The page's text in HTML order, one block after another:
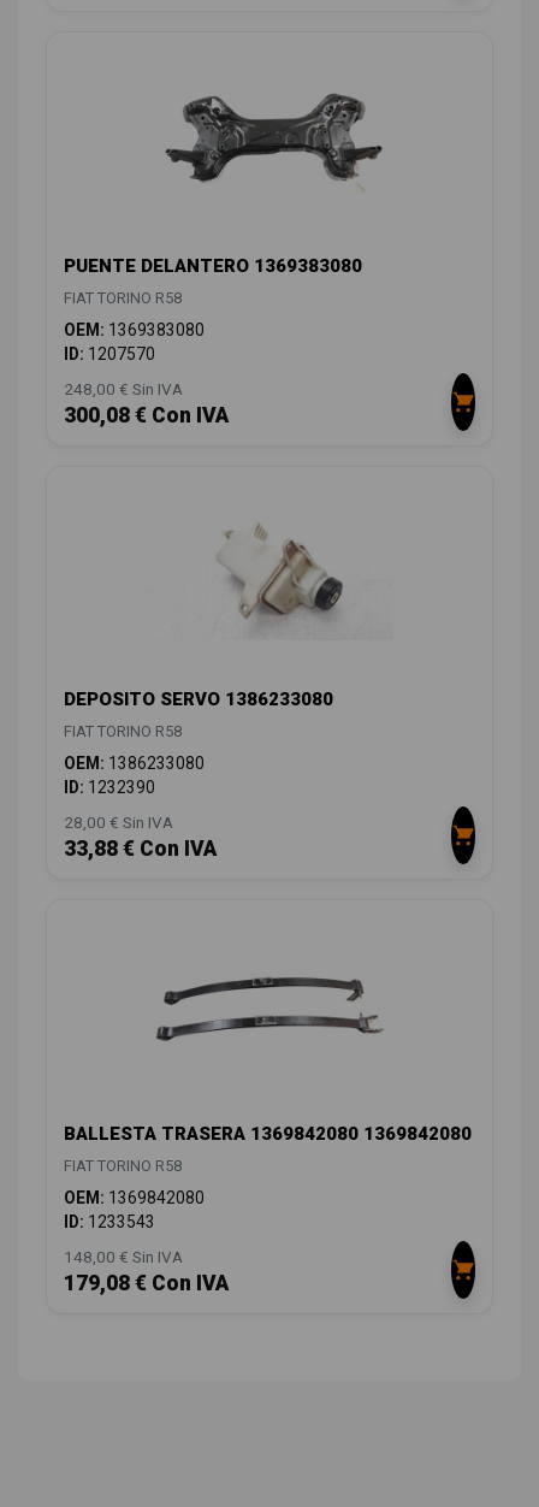
PUENTE DELANTERO 1369383080
FIAT TORINO R58
OEM: 1369383080
ID: 1207570
248,00 € Sin IVA
300,08 € Con IVA
DEPOSITO SERVO 1386233080
FIAT TORINO R58
OEM: 1386233080
ID: 1232390
28,00 € Sin IVA
33,88 € Con IVA
BALLESTA TRASERA 1369842080 1369842080
FIAT TORINO R58
OEM: 1369842080
ID: 1233543
148,00 € Sin IVA
179,08 € Con IVA